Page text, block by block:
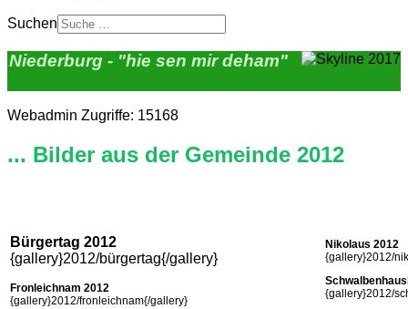
Suchen
Niederburg - "hie sen mir deham"
Webadmin Zugriffe: 15168
... Bilder aus der Gemeinde 2012
Bürgertag 2012
{gallery}2012/bürgertag{/gallery}
Fronleichnam 2012
{gallery}2012/fronleichnam{/gallery}
Nikolaus 2012
{gallery}2012/
{gallery}2012/